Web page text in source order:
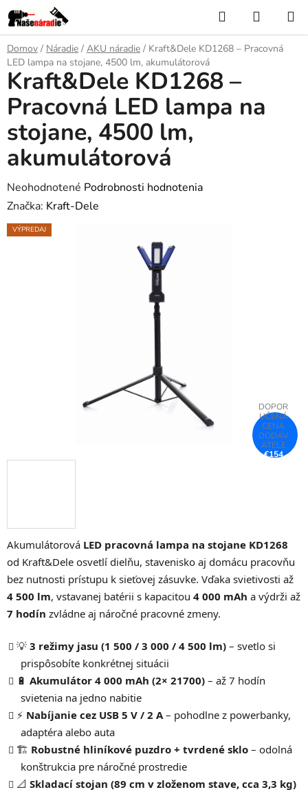
Prejsť
na
obsah
Hľadať
KOŠÍK
Domov / Náradie / AKU náradie / Kraft&Dele KD1268 – Pracovná
LED lampa na stojane, 4500 lm, akumulátorová
Akumulátorová LED pracovná lampa na stojane KD1268
od Kraft&Dele osvetlí dielňu, stavenisko aj domácu pracovňu
bez nutnosti prístupu k sieťovej zásuvke. Vďaka svietivosti až
4 500 lm, vstavanej batérii s kapacitou 4 000 mAh a výdrži až
7 hodín zvládne aj náročné pracovné zmeny.
💡 3 režimy jasu (1 500 / 3 000 / 4 500 lm) – svetlo si
prispôsobíte konkrétnej situácii
🔋 Akumulátor 4 000 mAh (2× 21700) – až 7 hodín
svietenia na jedno nabitie
⚡ Nabíjanie cez USB 5 V / 2 A– pohodlne z powerbanky,
adaptéra alebo auta
🏗️ Robustné hliníkové puzdro + tvrdené sklo – odolná
konštrukcia pre náročné prostredie
📐 Skladací stojan (89 cm v zloženom stave, cca 3,3 kg)
Kraft&Dele KD1268 –
Pracovná LED lampa na
stojane, 4500 lm,
akumulátorová
Priemerné
hodnotenie
produktu
Neohodnotené Podrobnosti hodnotenia
Značka: Kraft-Dele
VÝPREDAJ
€154